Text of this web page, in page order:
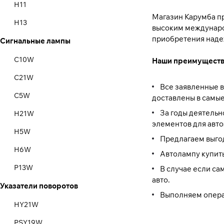
Магазин Карумба
высоким
приобретения
Наши
Все заявленные
доставлены в
За годы
элементов для
Предлагаем
Автолампу
В случае если
авто.
Выполняем
6500
6700
7000
8000
H11
H13
H15
H16
H18
H19
H2
H21W
H27
H3
H4
H5W
H6W
Сигнальные лампы
C10W
C21W
C5W
H21W
H5W
H6W
P13W
P21/4W
P21/5W
P21W
Указатели поворотов
HY21W